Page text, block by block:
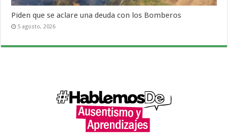
Piden que se aclare una deuda con los Bomberos
5 agosto, 2026